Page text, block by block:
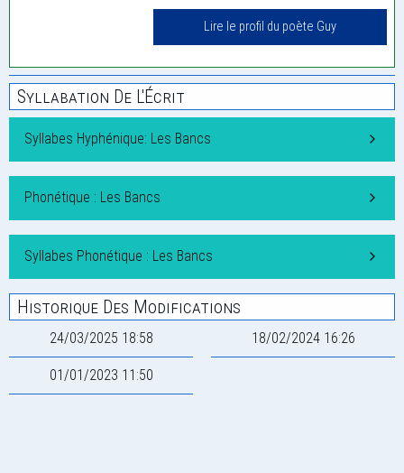
Lire le profil du poète Guy
Syllabation De L'Écrit
Syllabes Hyphénique: Les Bancs
Phonétique : Les Bancs
Syllabes Phonétique : Les Bancs
Historique Des Modifications
24/03/2025 18:58 18/02/2024 16:26
01/01/2023 11:50